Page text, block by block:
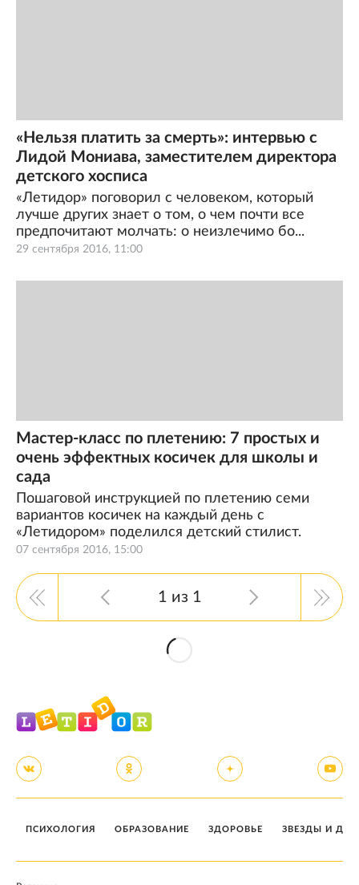
29 сентября 2016, 11:00
«Нельзя платить за смерть»: интервью с
Лидой Мониава, заместителем директора
детского хосписа
«Летидор» поговорил с человеком, который
лучше других знает о том, о чем почти все
предпочитают молчать: о неизлечимо бо...
07 сентября 2016, 15:00
Мастер-класс по плетению: 7 простых и
очень эффектных косичек для школы и
сада
Пошаговой инструкцией по плетению семи
вариантов косичек на каждый день с
«Летидором» поделился детский стилист.
1 из 1
ПСИХОЛОГИЯ ОБРАЗОВАНИЕ ЗДОРОВЬЕ ЗВЕЗДЫ И